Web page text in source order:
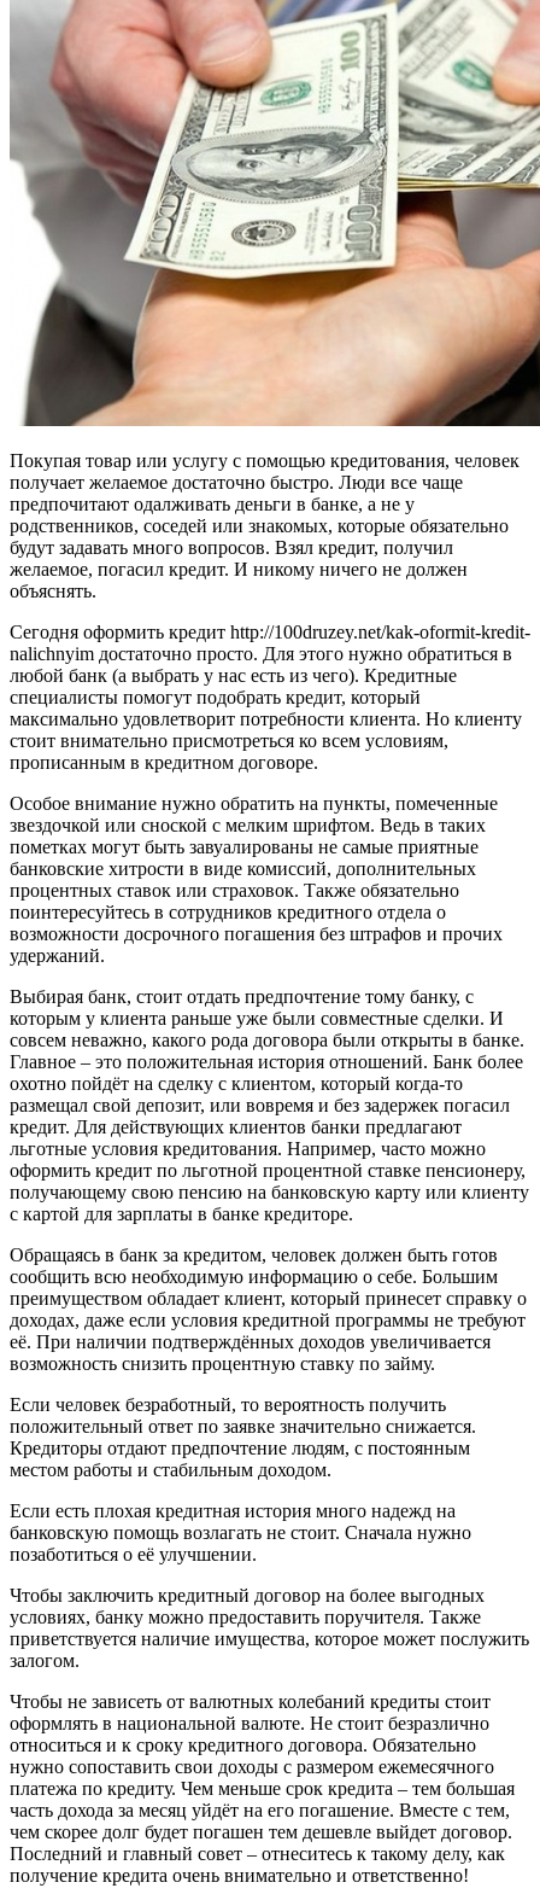
Покупая товар или услугу с помощью кредитования, человек
получает желаемое достаточно быстро. Люди все чаще
предпочитают одалживать деньги в банке, а не у
родственников, соседей или знакомых, которые обязательно
будут задавать много вопросов. Взял кредит, получил
желаемое, погасил кредит. И никому ничего не должен
объяснять.
Сегодня оформить кредит http://100druzey.net/kak-oformit-kredit-
nalichnyim достаточно просто. Для этого нужно обратиться в
любой банк (а выбрать у нас есть из чего). Кредитные
специалисты помогут подобрать кредит, который
максимально удовлетворит потребности клиента. Но клиенту
стоит внимательно присмотреться ко всем условиям,
прописанным в кредитном договоре.
Особое внимание нужно обратить на пункты, помеченные
звездочкой или сноской с мелким шрифтом. Ведь в таких
пометках могут быть завуалированы не самые приятные
банковские хитрости в виде комиссий, дополнительных
процентных ставок или страховок. Также обязательно
поинтересуйтесь в сотрудников кредитного отдела о
возможности досрочного погашения без штрафов и прочих
удержаний.
Выбирая банк, стоит отдать предпочтение тому банку, с
которым у клиента раньше уже были совместные сделки. И
совсем неважно, какого рода договора были открыты в банке.
Главное – это положительная история отношений. Банк более
охотно пойдёт на сделку с клиентом, который когда-то
размещал свой депозит, или вовремя и без задержек погасил
кредит. Для действующих клиентов банки предлагают
льготные условия кредитования. Например, часто можно
оформить кредит по льготной процентной ставке пенсионеру,
получающему свою пенсию на банковскую карту или клиенту
с картой для зарплаты в банке кредиторе.
Обращаясь в банк за кредитом, человек должен быть готов
сообщить всю необходимую информацию о себе. Большим
преимуществом обладает клиент, который принесет справку о
доходах, даже если условия кредитной программы не требуют
её. При наличии подтверждённых доходов увеличивается
возможность снизить процентную ставку по займу.
Если человек безработный, то вероятность получить
положительный ответ по заявке значительно снижается.
Кредиторы отдают предпочтение людям, с постоянным
местом работы и стабильным доходом.
Если есть плохая кредитная история много надежд на
банковскую помощь возлагать не стоит. Сначала нужно
позаботиться о её улучшении.
Чтобы заключить кредитный договор на более выгодных
условиях, банку можно предоставить поручителя. Также
приветствуется наличие имущества, которое может послужить
залогом.
Чтобы не зависеть от валютных колебаний кредиты стоит
оформлять в национальной валюте. Не стоит безразлично
относиться и к сроку кредитного договора. Обязательно
нужно сопоставить свои доходы с размером ежемесячного
платежа по кредиту. Чем меньше срок кредита – тем большая
часть дохода за месяц уйдёт на его погашение. Вместе с тем,
чем скорее долг будет погашен тем дешевле выйдет договор.
Последний и главный совет – отнеситесь к такому делу, как
получение кредита очень внимательно и ответственно!